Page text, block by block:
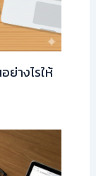
ย่างไรให้